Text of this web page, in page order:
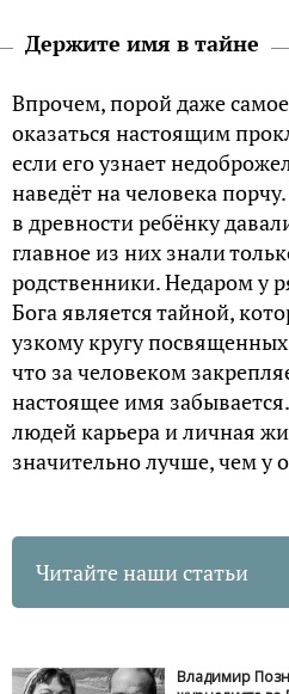
Держите имя в тайне
Впрочем, порой даже
оказаться настоящим
если его узнает
наведёт на человека
в древности ребёнку
главное из них знали
родственники. Недаром у
Бога является тайной,
узкому кругу
что за человеком
настоящее имя
людей карьера и личная
значительно лучше, чем у
Читайте наши статьи
Владимир